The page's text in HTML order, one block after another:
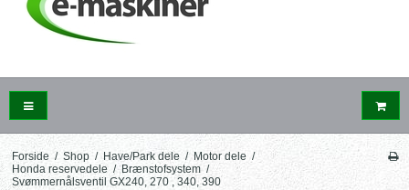
Forside / Shop / Have/Park dele / Motor dele /
Honda reservedele / Brænstofsystem /
Svømmernålsventil GX240, 270 , 340, 390